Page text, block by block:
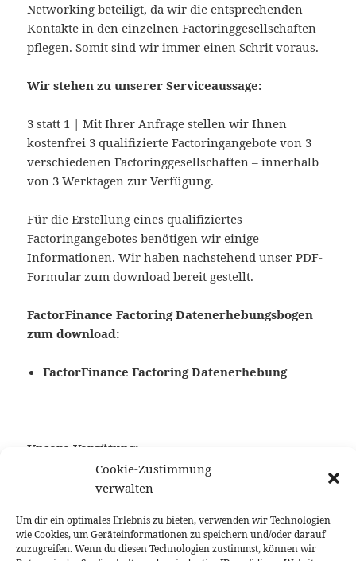
Cookie-Zustimmung
verwalten
Um dir ein optimales Erlebnis zu bieten, verwenden wir Technologien
wie Cookies, um Geräteinformationen zu speichern und/oder darauf
zuzugreifen. Wenn du diesen Technologien zustimmst, können wir
Networking beteiligt, da wir die entsprechenden
Kontakte in den einzelnen Factoringgesellschaften
pflegen. Somit sind wir immer einen Schrit voraus.
Wir stehen zu unserer Serviceaussage:
3 statt 1 | Mit Ihrer Anfrage stellen wir Ihnen
kostenfrei 3 qualifizierte Factoringangebote von 3
verschiedenen Factoringgesellschaften – innerhalb
von 3 Werktagen zur Verfügung.
Für die Erstellung eines qualifiziertes
Factoringangebotes benötigen wir einige
Informationen. Wir haben nachstehend unser PDF-
Formular zum download bereit gestellt.
FactorFinance Factoring Datenerhebungsbogen
zum download:
FactorFinance Factoring Datenerhebung
Unsere Vergütung:
Die Vergütung der Factoringzentrale für den
Bestandteil der Factoringprämie und wird von dem
jeweiligen Factoringanbieter vergütet. Der